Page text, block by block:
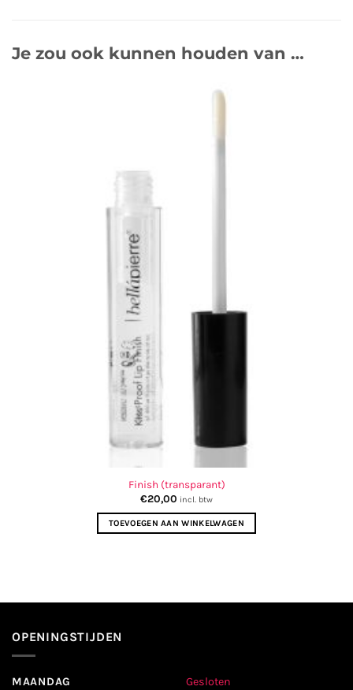
Je zou ook kunnen houden van …
Finish (transparant)
€20,00 incl. btw
TOEVOEGEN AAN WINKELWAGEN
OPENINGSTIJDEN
MAANDAG
Gesloten